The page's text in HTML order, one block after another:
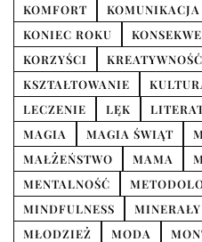
KOMFORT
KOMUNIKACJA
KONIEC ROKU
KORZYŚCI
KREATYWNOŚĆ
KSZTAŁTOWANIE
LECZENIE
LĘK
MAGIA
MAGIA ŚWIĄT
MAŁŻEŃSTWO
MAMA
MENTALNOŚĆ
MINDFULNESS
MINERAŁY
MŁODZIEŻ
MODA